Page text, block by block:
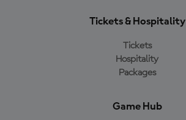
Tickets & Hospitality
Tickets
Hospitality
Packages
Game Hub